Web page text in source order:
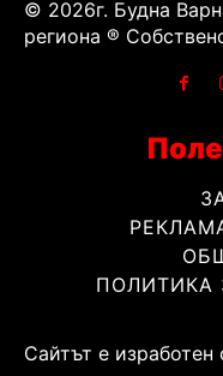
© 2026г. Будна
региона ®
ПОЛИТИКА
Сайтът е изработен